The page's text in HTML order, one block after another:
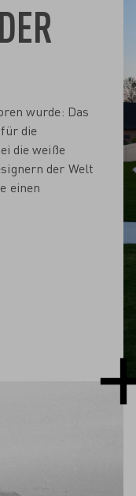
wurde: Das
die
die weiße
der Welt
einen